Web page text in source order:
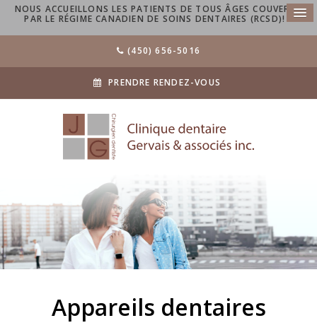
NOUS ACCUEILLONS LES PATIENTS DE TOUS ÂGES COUVERTS
PAR LE RÉGIME CANADIEN DE SOINS DENTAIRES (RCSD)!
(450) 656-5016
PRENDRE RENDEZ-VOUS
Appareils dentaires